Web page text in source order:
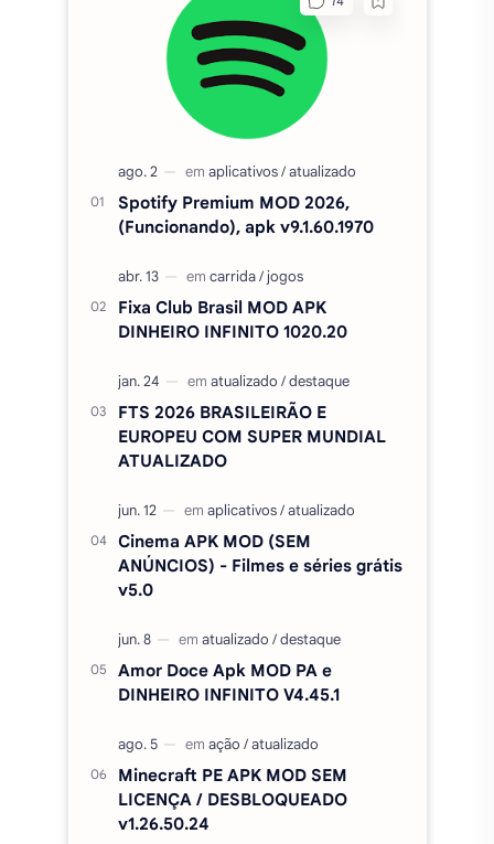
Spotify Premium MOD 2026,
(Funcionando), apk v9.1.60.1970
Fixa Club Brasil MOD APK
DINHEIRO INFINITO 1020.20
FTS 2026 BRASILEIRÃO E
EUROPEU COM SUPER MUNDIAL
ATUALIZADO
Cinema APK MOD (SEM
ANÚNCIOS) - Filmes e séries grátis
v5.0
Amor Doce Apk MOD PA e
DINHEIRO INFINITO V4.45.1
Minecraft PE APK MOD SEM
LICENÇA / DESBLOQUEADO
v1.26.50.24